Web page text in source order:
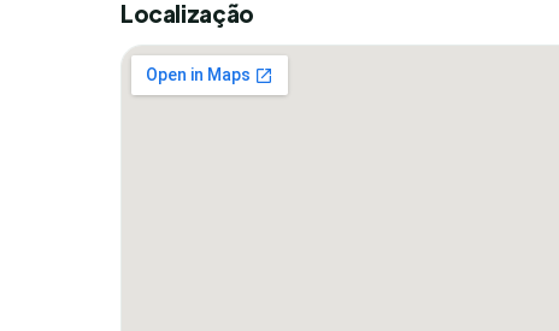
Localização